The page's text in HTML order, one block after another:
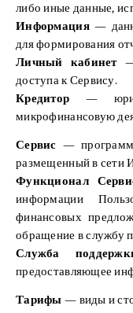
либо иные данные,
Информация—
для формирования
Личный кабинет—
доступа к Сервису.
Кредитор —
микрофинансовую
Сервис —
размещенный в сети
Функционал
информации
финансовых
обращение в службу
Служба
предоставляющее
Тарифы — виды и